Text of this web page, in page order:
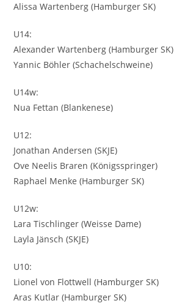
Alissa Wartenberg (Hamburger SK)
U14:
Alexander Wartenberg (Hamburger SK)
Yannic Böhler (Schachelschweine)
U14w:
Nua Fettan (Blankenese)
U12:
Jonathan Andersen (SKJE)
Ove Neelis Braren (Königsspringer)
Raphael Menke (Hamburger SK)
U12w:
Lara Tischlinger (Weisse Dame)
Layla Jänsch (SKJE)
U10:
Lionel von Flottwell (Hamburger SK)
Aras Kutlar (Hamburger SK)